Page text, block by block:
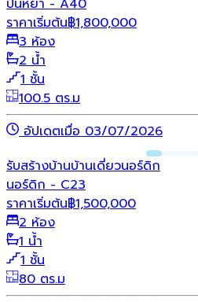
ปั้นหยา - A40
ราคาเริ่มต้น฿1,800,000
3 ห้อง
2 น้ำ
1 ชั้น
100.5 ตร.ม
อัปเดตเมื่อ 03/07/2026
รับสร้างบ้านบ้านเดี่ยวนอร์ดิก
นอร์ดิก - C23
ราคาเริ่มต้น฿1,500,000
2 ห้อง
1 น้ำ
1 ชั้น
80 ตร.ม